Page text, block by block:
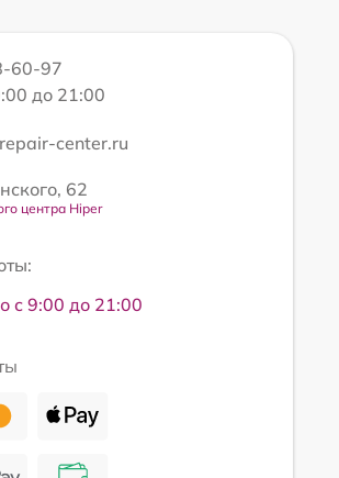
60-97
до 21:00
center.ru
62
центра Hiper
с 9:00 до 21:00